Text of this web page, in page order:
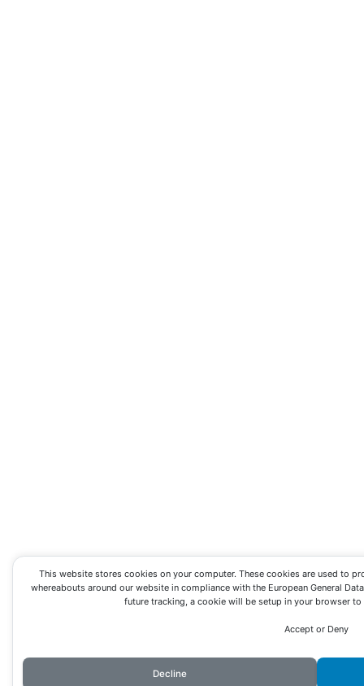
This website stores cookies on your computer. These cookies are used to
whereabouts around our website in compliance with the European General
future tracking, a cookie will be setup in your browser
Accept or Deny
Decline